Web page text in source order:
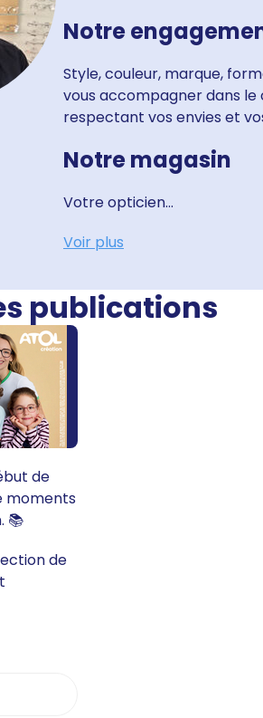
Notre
Style, couleur, marque,
vous accompagner dans le
respectant vos envies et
Notre magasin
Votre opticien...
Voir plus
publications
de
moments
📚
de